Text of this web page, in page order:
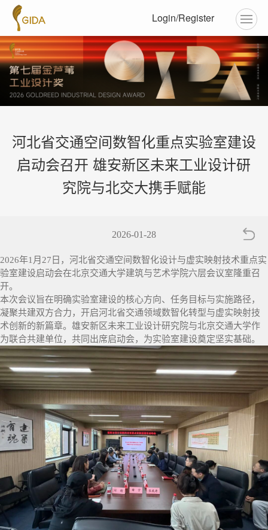
Login/Register
河北省交通空间数智化重点实验室建设
启动会召开 雄安新区未来工业设计研
究院与北交大携手赋能
2026-01-28
2026年1月27日，河北省交通空间数智化设计与虚实映射技术重点实
验室建设启动会在北京交通大学建筑与艺术学院六层会议室隆重召
开。
本次会议旨在明确实验室建设的核心方向、任务目标与实施路径，
凝聚共建双方合力，开启河北省交通领域数智化转型与虚实映射技
术创新的新篇章。雄安新区未来工业设计研究院与北京交通大学作
为联合共建单位，共同出席启动会，为实验室建设奠定坚实基础。